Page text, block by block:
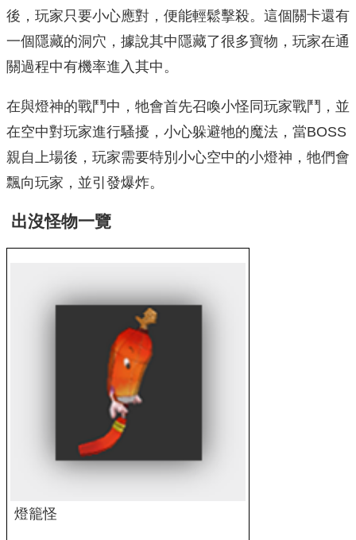
後，玩家只要小心應對，便能輕鬆擊殺。這個關卡還有
一個隱藏的洞穴，據說其中隱藏了很多寶物，玩家在通
關過程中有機率進入其中。
在與燈神的戰鬥中，牠會首先召喚小怪同玩家戰鬥，並
在空中對玩家進行騷擾，小心躲避牠的魔法，當BOSS
親自上場後，玩家需要特別小心空中的小燈神，牠們會
飄向玩家，並引發爆炸。
出沒怪物一覽
燈籠怪